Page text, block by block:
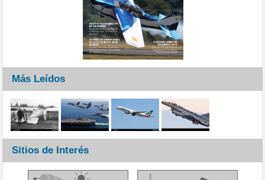
Más Leídos
Sitios de Interés